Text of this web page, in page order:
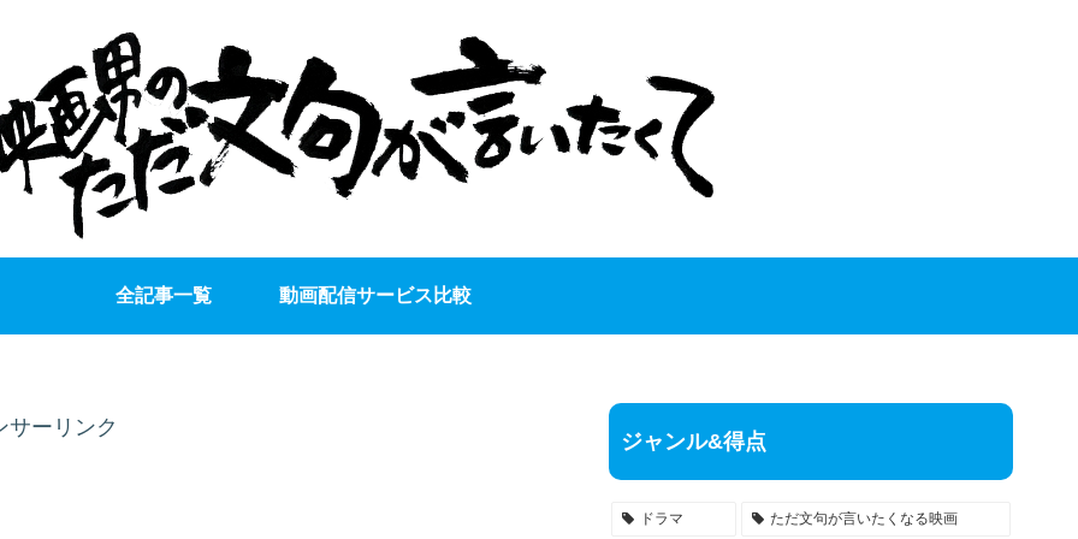
全記事一覧 動画配信サービス比較
サーリンク
ジャンル&得点
ドラマ ただ文句が言いたくなる映画